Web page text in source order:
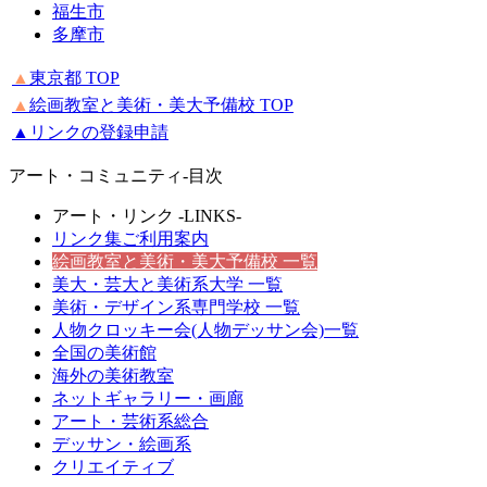
福生市
多摩市
▲東京都 TOP
▲絵画教室と美術・美大予備校 TOP
▲リンクの登録申請
アート・コミュニティ-目次
アート・リンク -LINKS-
リンク集ご利用案内
絵画教室と美術・ 美大予備校 一覧
美大・芸大と 美術系大学 一覧
美術・デザイン系専門学校 一覧
人物クロッキー会(人物デッサン会)一覧
全国の美術館
海外の美術教室
ネットギャラリー・画廊
アート・芸術系総合
デッサン・絵画系
クリエイティブ